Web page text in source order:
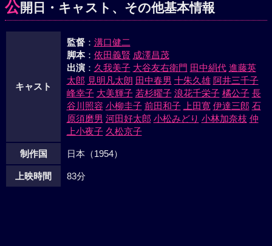
公開日・キャスト、その他基本情報
キャスト
監督： 溝口健二
脚本： 依田義賢 成澤昌茂
出演： 久我美子 大谷友右衛門 田中絹代 進藤英
太郎 見明凡太朗 田中春男 十朱久雄 阿井三千子
峰幸子 大美輝子 若杉曜子 浪花千栄子 橘公子 長
谷川照容 小柳圭子 前田和子 上田寛 伊達三郎 石
原須磨男 河田好太郎 小松みどり 小林加奈枝 仲
上小夜子 久松京子
制作国 日本（1954）
上映時間 83分